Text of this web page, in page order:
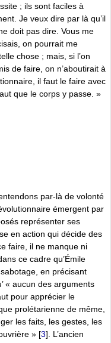
; ils sont faciles à
Je veux dire par là qu’il
doit pas dire. Vous me
on pourrait me
chose ; mais, si l’on
de faire, on n’aboutirait à
il faut le faire avec
que le corps y passe. »
par-là de volonté
émergent par
représenter ses
en action qui décide des
faire, il ne manque ni
ce cadre qu’Émile
en précisant
« aucun des arguments
pour apprécier le
prolétarienne de même,
les faits, les gestes, les
» [3]. L’ancien